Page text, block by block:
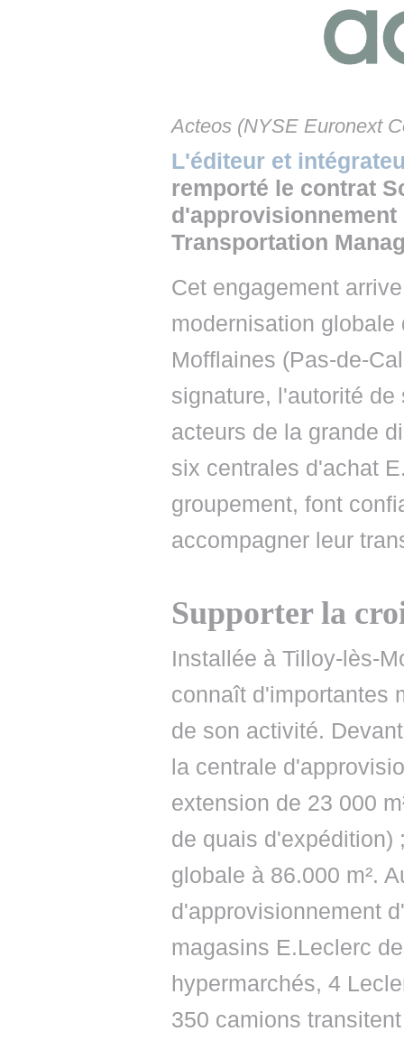
👉 PRENDRE LA PAROLE •
👉
Acteos (NYSE Euronext
L'éditeur et
remporté le contrat
Transportation
Cet engagement
modernisation
Mofflaines (Pas-de-
signature, l'autorité
acteurs de la grande
six centrales d'achat
groupement, font
accompagner leur
Supporter la
Installée à Tilloy-lès-
connaît d'importantes
de son activité.
la centrale
extension de 23 000
de quais d'expédition)
globale à 86.000 m².
d'approvisionnement
magasins E.Leclerc
hypermarchés, 4
350 camions